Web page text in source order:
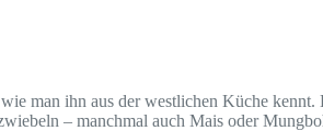
man ihn aus der westlichen Küche
– manchmal auch Mais oder